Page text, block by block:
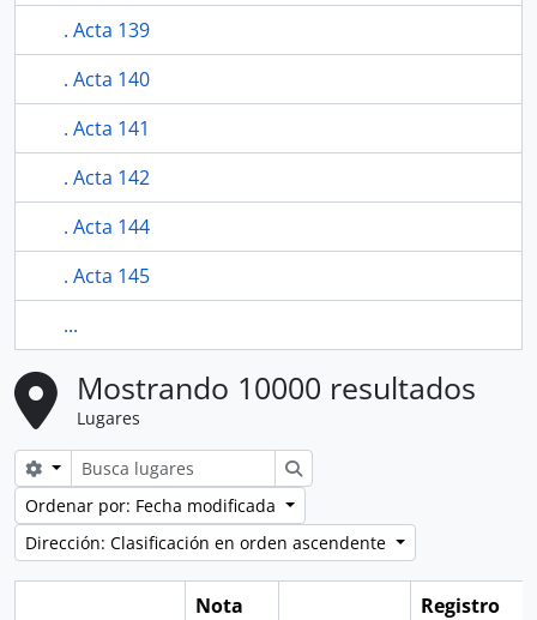
. Acta 139
. Acta 140
. Acta 141
. Acta 142
. Acta 144
. Acta 145
...
Mostrando 10000 resultados
Lugares
Search options
Búsqueda
Ordenar por: Fecha modificada
Dirección: Clasificación en orden ascendente
Nota
Registro